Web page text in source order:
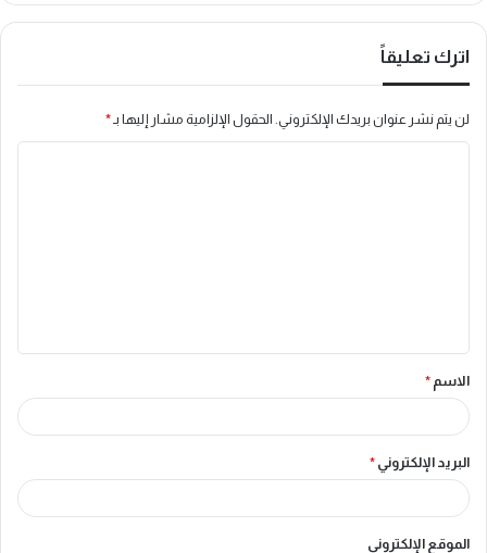
اترك تعليقاً
لن يتم نشر عنوان بريدك الإلكتروني. الحقول الإلزامية مشار إليها بـ *
ق
*
الاسم *
البريد الإلكتروني *
الموقع الإلكتروني